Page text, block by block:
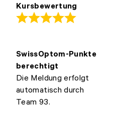
Kursbewertung
SwissOptom-Punkte
berechtigt
Die Meldung erfolgt
automatisch durch
Team 93.